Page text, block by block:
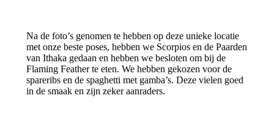
Na de foto’s genomen te hebben op deze unieke locatie
met onze beste poses, hebben we Scorpios en de Paarden
van Ithaka gedaan en hebben we besloten om bij de
Flaming Feather te eten. We hebben gekozen voor de
spareribs en de spaghetti met gamba’s. Deze vielen goed
in de smaak en zijn zeker aanraders.